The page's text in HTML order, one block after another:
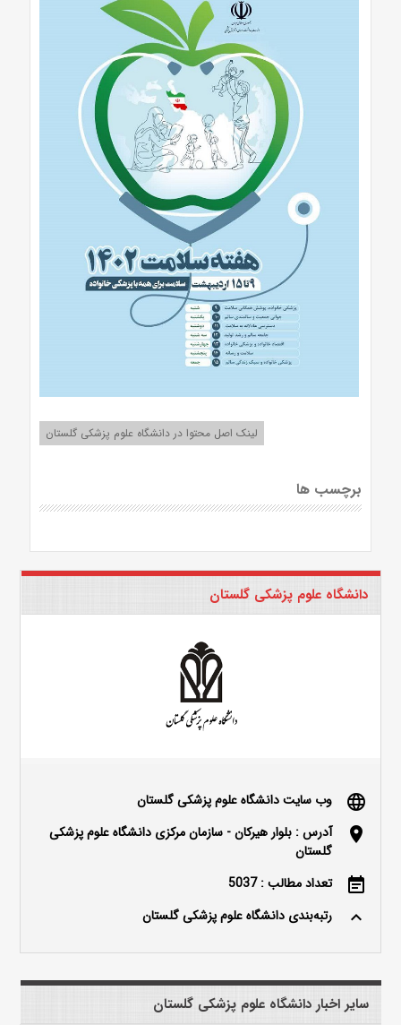
لینک اصل محتوا در دانشگاه علوم پزشکی گلستان
برچسب ها
دانشگاه علوم پزشکی گلستان
language وب سایت دانشگاه علوم پزشکی گلستان
location_on
آدرس : بلوار هیرکان - سازمان مرکزی دانشگاه علوم پزشکی
گلستان
event_note تعداد مطالب : 5037
keyboard_arrow_up رتبه‌بندی دانشگاه علوم پزشکی گلستان
سایر اخبار دانشگاه علوم پزشکی گلستان